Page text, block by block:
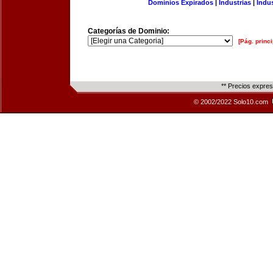
Dominios Expirados Industrias
Categorías de Dominio:
[Pág.
** Precios
© 2002/2022 Solo10.com